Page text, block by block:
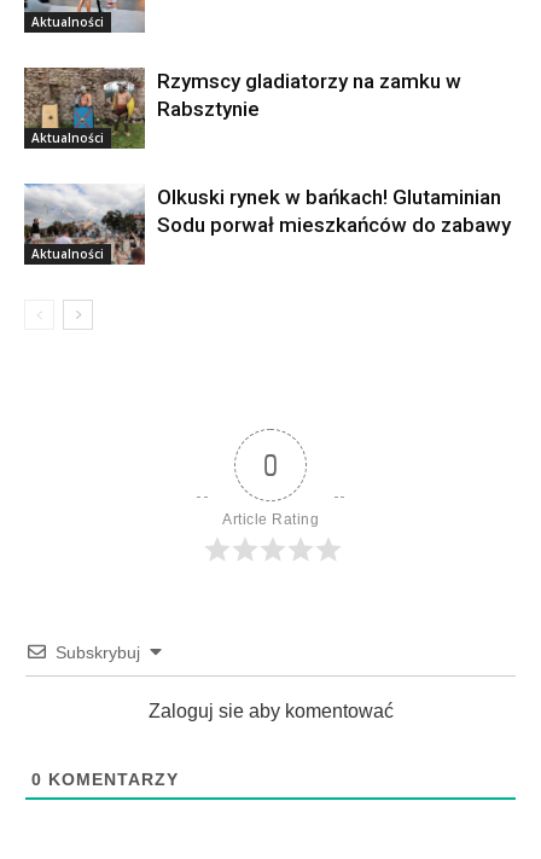
Aktualności
Aktualności
Rzymscy gladiatorzy na zamku w
Rabsztynie
Aktualności
Olkuski rynek w bańkach! Glutaminian
Sodu porwał mieszkańców do zabawy
0
Article Rating
Subskrybuj
Zaloguj sie aby komentować
0 KOMENTARZY